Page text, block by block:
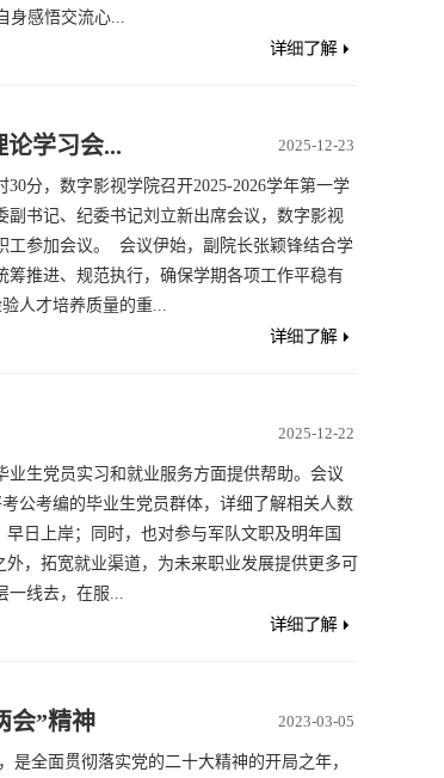
身感悟交流心...
2025-12-23
论学习会...
分，数字影视学院召开2025-2026学年第一学
书记、纪委书记刘立新出席会议，数字影视
工参加会议。 会议伊始，副院长张颖锋结合学
推进、规范执行，确保学期各项工作平稳有
人才培养质量的重...
2025-12-22
业生党员实习和就业服务方面提供帮助。会议
公考编的毕业生党员群体，详细了解相关人数
日上岸；同时，也对参与军队文职及明年国
，拓宽就业渠道，为未来职业发展提供更多可
一线去，在服...
2023-03-05
会”精神
是全面贯彻落实党的二十大精神的开局之年，